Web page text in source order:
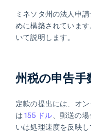
ミネソタ州の法人申
めに構築されていま
いて説明します。
州税の申告手
定款の提出には、オ
は155 ドル、郵送の
いは処理速度を反映